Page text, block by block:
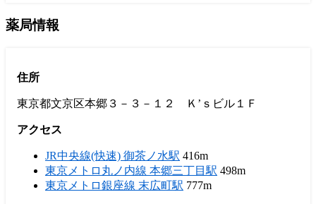
薬局情報
住所
東京都文京区本郷３－３－１２ Ｋ’ｓビル１Ｆ
アクセス
JR中央線(快速) 御茶ノ水駅 416m
東京メトロ丸ノ内線 本郷三丁目駅 498m
東京メトロ銀座線 末広町駅 777m